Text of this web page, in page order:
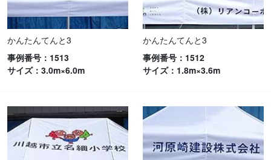
かんたんてんと3
事例番号：1513
サイズ：3.0m×6.0m
かんたんてんと3
事例番号：1512
サイズ：1.8m×3.6m